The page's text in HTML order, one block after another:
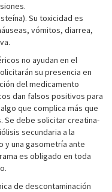
Su toxicidad es
vómitos, diarrea,
no ayudan en el
su presencia en
del medicamento
dan falsos positivos para
que complica más que
Se debe solicitar creatina-
secundaria a la
y una gasometría ante
es obligado en toda
de descontaminación